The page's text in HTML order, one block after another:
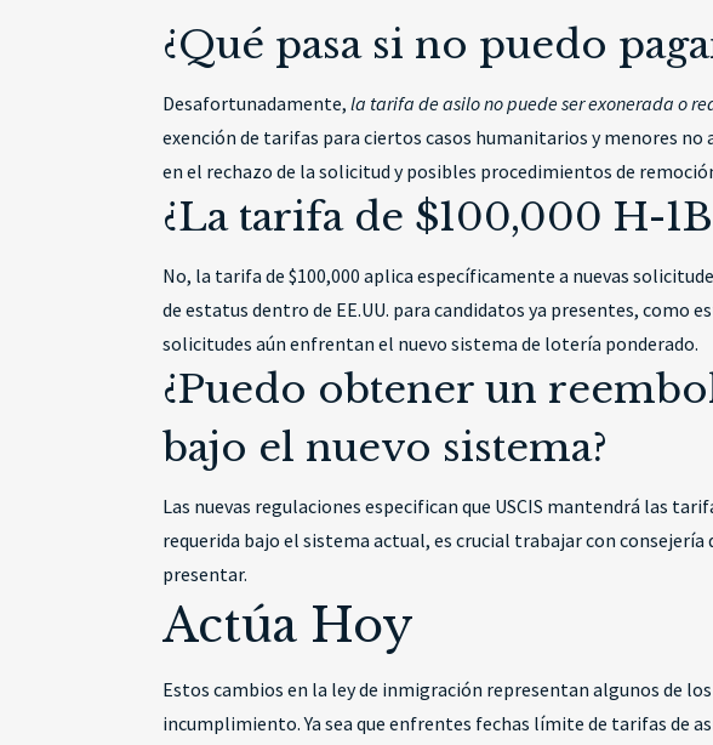
¿Qué pasa si no puedo
Desafortunadamente,la tarifa de asilo no puede ser exonerada o
exención de tarifas para ciertos casos humanitarios y menores
en el rechazo de la solicitud y posibles procedimientos de
¿La tarifa de $100,000 H-
No, la tarifa de $100,000 aplica específicamente a nuevas
de estatus dentro de EE.UU. para candidatos ya presentes, como
solicitudes aún enfrentan el nuevo sistema de lotería ponderado.
¿Puedo obtener un
bajo el nuevo sistema?
Las nuevas regulaciones especifican que USCIS mantendrá las
requerida bajo el sistema actual, es crucial trabajar con
presentar.
Actúa Hoy
Estos cambios en la ley de inmigración representan algunos de
incumplimiento. Ya sea que enfrentes fechas límite de tarifas de